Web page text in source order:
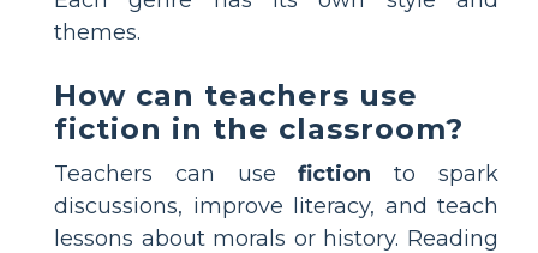
themes.
How can teachers use
fiction in the classroom?
Teachers can usefiction to spark
discussions, improve literacy, and teach
lessons about morals or history. Reading